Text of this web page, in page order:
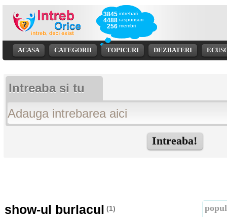
3845
4488
256
intrebari
raspunsuri
membri
ACASA CATEGORII TOPICURI DEZBATERI
Intreaba si tu
show-ul burlacul (1)